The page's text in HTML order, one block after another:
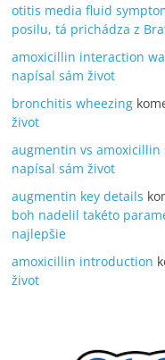
otitis media fluid
posilu, tá prichádza z
amoxicillin interaction
napísal sám život
bronchitis wheezing
život
augmentin vs amoxicillin
napísal sám život
augmentin key details
boh nadelil takéto
najlepšie
amoxicillin introduction
život